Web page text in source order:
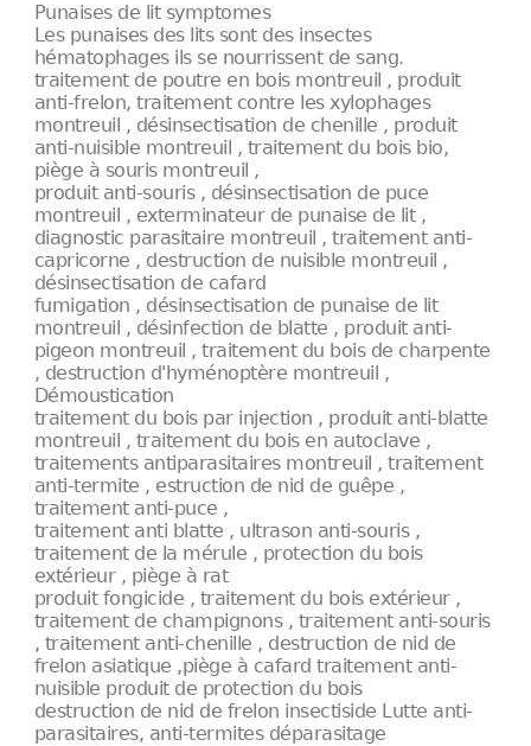
Punaises de lit symptomes
Les punaises des lits sont des insectes
hématophages ils se nourrissent de sang.
traitement de poutre en bois montreuil , produit
anti-frelon, traitement contre les xylophages
montreuil , désinsectisation de chenille , produit
anti-nuisible montreuil , traitement du bois bio,
piège à souris montreuil ,
produit anti-souris , désinsectisation de puce
montreuil , exterminateur de punaise de lit ,
diagnostic parasitaire montreuil , traitement anti-
capricorne , destruction de nuisible montreuil ,
désinsectisation de cafard
fumigation , désinsectisation de punaise de lit
montreuil , désinfection de blatte , produit anti-
pigeon montreuil , traitement du bois de charpente
, destruction d'hyménoptère montreuil ,
Démoustication
traitement du bois par injection , produit anti-blatte
montreuil , traitement du bois en autoclave ,
traitements antiparasitaires montreuil , traitement
anti-termite , estruction de nid de guêpe ,
traitement anti-puce ,
traitement anti blatte , ultrason anti-souris ,
traitement de la mérule , protection du bois
extérieur , piège à rat
produit fongicide , traitement du bois extérieur ,
traitement de champignons , traitement anti-souris
, traitement anti-chenille , destruction de nid de
frelon asiatique ,piège à cafard traitement anti-
nuisible produit de protection du bois
destruction de nid de frelon insectiside Lutte anti-
parasitaires, anti-termites déparasitage